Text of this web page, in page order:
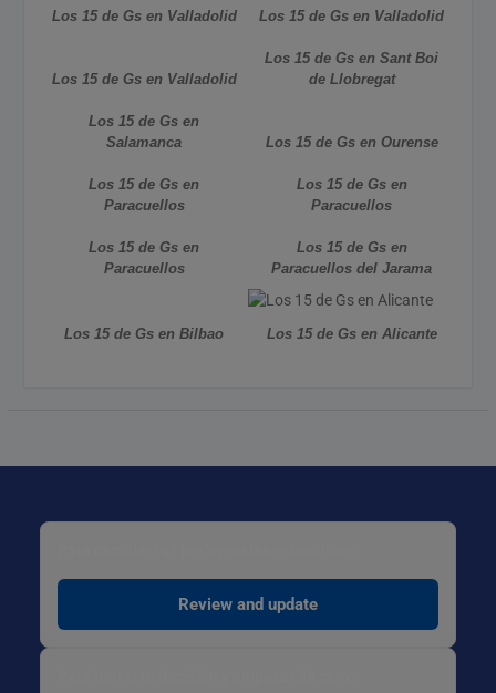
Los 15 de Gs en Valladolid Los 15 de Gs en Valladolid
Los 15 de Gs en Valladolid
Los 15 de Gs en Sant Boi
de Llobregat
Los 15 de Gs en
Salamanca
Los 15 de Gs en Ourense
Los 15 de Gs en
Paracuellos
Los 15 de Gs en
Paracuellos
Los 15 de Gs en
Paracuellos
Los 15 de Gs en
Paracuellos del Jarama
Los 15 de Gs en Bilbao Los 15 de Gs en Alicante
Review and update